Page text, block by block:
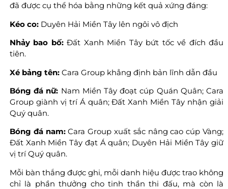
đã được cụ thể hóa bằng những kết quả xứng đáng:
Kéo co:Duyên Hải Miền Tây lên ngôi vô địch
Nhảy bao bố:Đất Xanh Miền Tây bứt tốc về đích đầu
tiên.
Xé bảng tên:Cara Group khẳng định bản lĩnh dẫn đầu
Bóng đá nữ: Nam Miền Tây đoạt cúp Quán Quân; Cara
Group giành vị trí Á quân; Đất Xanh Miền Tây nhận giải
Quý quân.
Bóng đá nam:Cara Group xuất sắc nâng cao cúp Vàng;
Đất Xanh Miền Tây đạt Á quân; Duyên Hải Miền Tây giữ
vị trí Quý quân.
Mỗi bàn thắng được ghi, mỗi danh hiệu được trao không
chỉ là phần thưởng cho tinh thần thi đấu, mà còn là